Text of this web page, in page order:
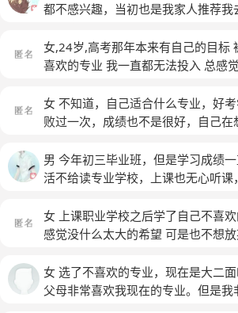
都不感兴趣，当初也是我家人推荐我
快一年了，混了一年，我不想再混
读高中，但如果回去读高中，我又要
高中又要用更多的钱，我不想再让我
去读高中，也将会有很多人来说我
女,24岁,高考那年本来有自己的目标
喜欢的专业 我一直都无法投入 总感
错 但是总感觉无法投入 感觉一直在
的想法 到现在不清楚自己要什么。
小成就总会和爸爸说 想得到鼓励 找
专业有什么用 又变得很没有信心 很
来又被踹回去 然后告诉我看见你在
有方向 爬不出去 又不能怪罪扔我的
女 不知道，自己适合什么专业，好
败过一次，成绩也不是很好，自己
男 今年初三毕业班，但是学习成绩
活不给读专业学校，上课也无心听
女 上课职业学校之后学了自己不喜
感觉没什么太大的希望 可是也不想
欢的专业 可是家里人就是不同意 但
可我也不知道是对是错 甚至想过离
女 选了不喜欢的专业，现在是大二
父母非常喜欢我现在的专业。但是